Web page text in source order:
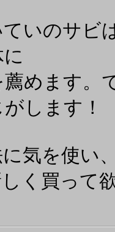
いのサビ
めます。
します！
気を使い
しく買って